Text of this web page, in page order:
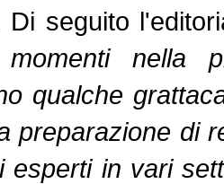
Di seguito
nella
qualche
preparazione di
esperti in vari